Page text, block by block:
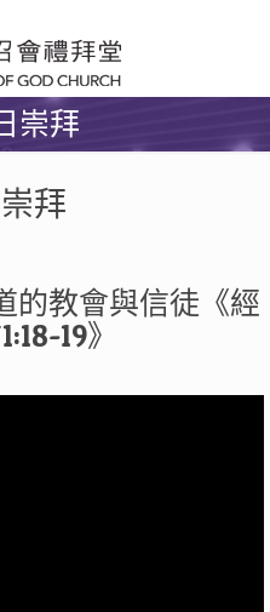
崇拜
拜
的教會與信徒《經
19》